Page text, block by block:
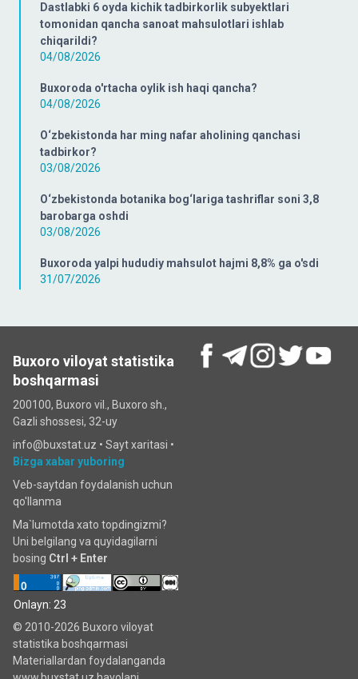
Dastlabki 6 oyda kichik tadbirkorlik subyektlari
tomonidan qancha sanoat mahsulotlari ishlab
chiqarildi?
04/08/2026
Buxoroda o'rtacha oylik ish haqi qancha?
04/08/2026
O‘zbekistonda har ming nafar aholining qanchasi
tadbirkor?
03/08/2026
O‘zbekistonda botanika bog‘lariga tashriflar soni 3,8
barobarga oshdi
03/08/2026
Buxoroda yalpi hududiy mahsulot hajmi 8,8% ga o'sdi
31/07/2026
Buxoro viloyat statistika
boshqarmasi
200100, Buxoro vil., Buxoro sh.,
Gazli shossesi, 32-uy
info@buxstat.uz • Sayt xaritasi •
Bizga xabar yuboring
Veb-saytdan foydalanish uchun
qo'llanma
Ma`lumotda xato topdingizmi?
Uni belgilang va quyidagilarni
bosing Ctrl + Enter
Onlayn: 23
© 2010-2026 Buxoro viloyat
statistika boshqarmasi
Materiallardan foydalanganda